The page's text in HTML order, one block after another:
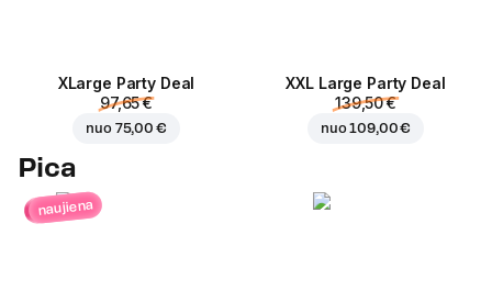
ХLarge Party Deal
97,65 €
nuo 75,00 €
XXL Large Party Deal
139,50 €
nuo109,00 €
Pica
naujiena